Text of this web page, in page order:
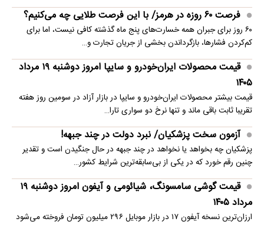
فرصت ۶۰ روزه در هرمز/ با این فرصت طلایی چه می‌کنیم؟
۶۰ روز برای جبران همه خسارت‌های پنج ماه گذشته کافی نیست، اما برای
کم‌کردن فشارها، بازگرداندن بخشی از جریان تجارت و…
قیمت محصولات ایران‌خودرو و سایپا امروز دوشنبه ۱۹ مرداد
۱۴۰۵
قیمت بیشتر محصولات ایران‌خودرو و سایپا در بازار آزاد در سومین روز هفته
تقریبا ثابت باقی ماند و تنها نرخ دو سواری تارا…
آزمون سخت پزشکیان/ نبرد دولت در چند جبهه!
پزشکیان چه بخواهد یا نخواهد در چند جبهه در حال جنگیدن است و تقدیر
چنین رقم خورد که در یکی از بی‌سابقه‌ترین شرایط کشور…
قیمت گوشی سامسونگ، شیائومی و آیفون امروز دوشنبه ۱۹
مرداد ۱۴۰۵
ارزان‌ترین نسخه آیفون ۱۷ در بازار موبایل ۲۹۶ میلیون تومان فروخته می‌شود